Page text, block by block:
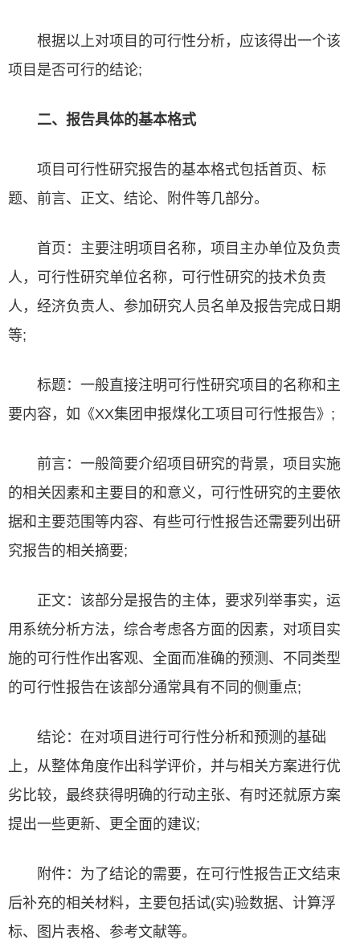
根据以上对项目的可行性分析，应该得出一个该
项目是否可行的结论;
二、报告具体的基本格式
项目可行性研究报告的基本格式包括首页、标
题、前言、正文、结论、附件等几部分。
首页：主要注明项目名称，项目主办单位及负责
人， 可行性研究单位名称，可行性研究的技术负责
人，经济负责人、参加研究人员名单及报告完成日期
等;
标题：一般直接注明可行性研究项目的名称和主
要内容，如《XX集团申报煤化工项目可行性报告》;
前言：一般简要介绍项目研究的背景，项目实施
的相关因素和主要目的和意义，可行性研究的主要依
据和主要范围等内容、有些可行性报告还需要列出研
究报告的相关摘要;
正文：该部分是报告的主体，要求列举事实，运
用系统分析方法，综合考虑各方面的因素，对项目实
施的可行性作出客观、全面而准确的预测、不同类型
的可行性报告在该部分通常具有不同的侧重点;
结论：在对项目进行可行性分析和预测的基础
上，从整体角度作出科学评价，并与相关方案进行优
劣比较，最终获得明确的行动主张、有时还就原方案
提出一些更新、更全面的建议;
附件：为了结论的需要，在可行性报告正文结束
后补充的相关材料，主要包括试(实)验数据、计算浮
标、图片表格、参考文献等。